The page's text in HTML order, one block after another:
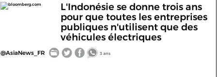
bloomberg.com
L'Indonésie se donne trois ans
pour que toutes les entreprises
publiques n'utilisent que des
véhicules électriques
@AsiaNews_FR 3 ans